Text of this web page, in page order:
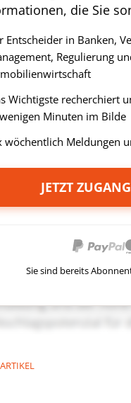
die Sie
Entscheider in Banken,
Regulierung
Wichtigste recherchiert
Minuten im Bilde
wöchentlich Meldungen
JETZT
Sie sind bereits